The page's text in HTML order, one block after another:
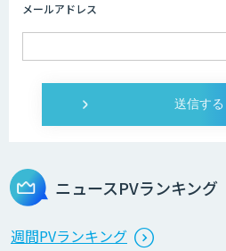
メールアドレス
ニュースPVランキング
週間PVランキング